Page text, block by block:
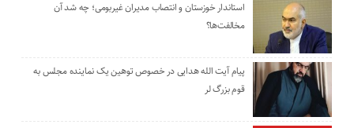
استاندار خوزستان و انتصاب مدیران غیربومی؛ چه شد آن
مخالفت‌ها؟
پیام آیت الله هدایی در خصوص توهین یک نماینده مجلس به
قوم بزرگ لر